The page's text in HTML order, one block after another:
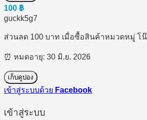
100 ฿
guckk5g7
ส่วนลด 100 บาท เมื่อซื้อสินค้าหมวดหมู่ โ
⏰ หมดอายุ: 30 มิ.ย. 2026
เก็บคูปอง
เข้าสู่ระบบด้วย Facebook
เข้าสู่ระบบ